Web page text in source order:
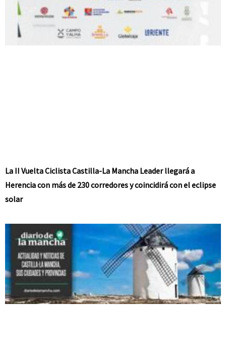
La II Vuelta Ciclista Castilla-La Mancha Leader llegará a
Herencia con más de 230 corredores y coincidirá con el eclipse
solar